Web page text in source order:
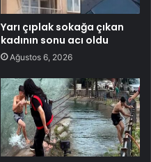
Yarı çıplak sokağa çıkan
kadının sonu acı oldu
Ağustos 6, 2026